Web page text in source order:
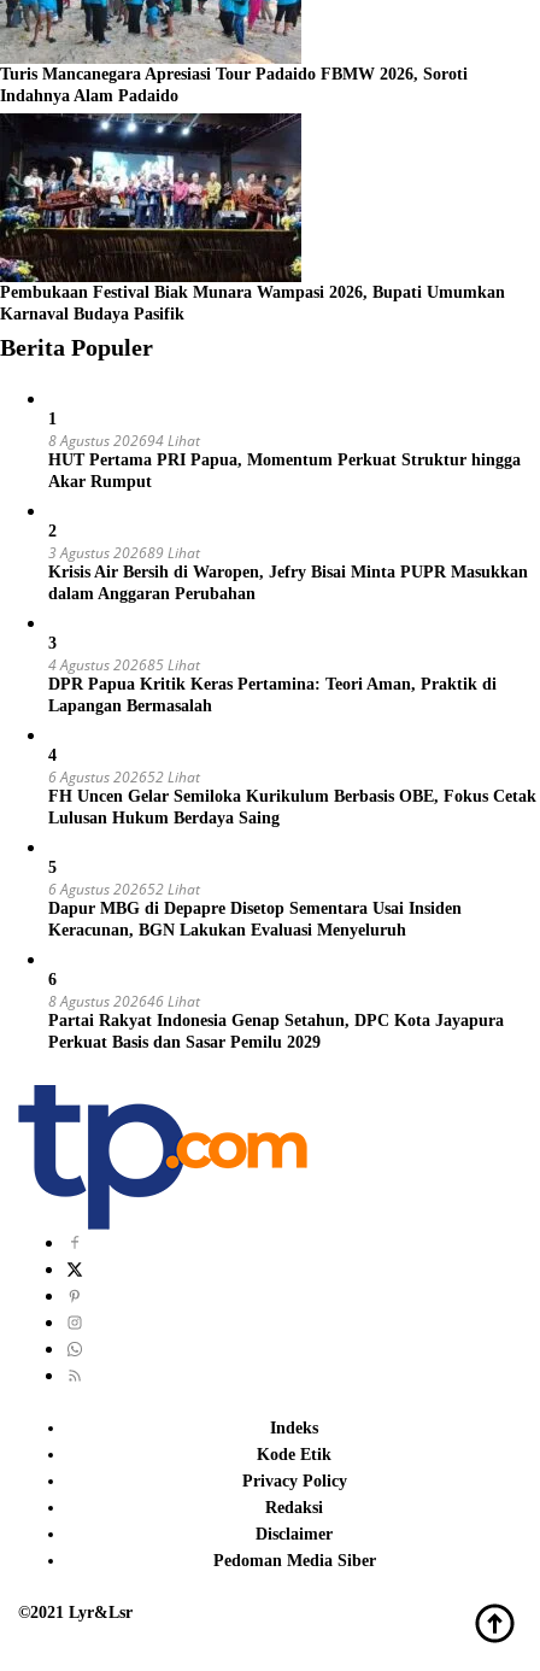
Turis Mancanegara Apresiasi Tour Padaido FBMW 2026, Soroti
Indahnya Alam Padaido
Pembukaan Festival Biak Munara Wampasi 2026, Bupati Umumkan
Karnaval Budaya Pasifik
Berita Populer
1
8 Agustus 202694 Lihat
HUT Pertama PRI Papua, Momentum Perkuat Struktur hingga
Akar Rumput
2
3 Agustus 202689 Lihat
Krisis Air Bersih di Waropen, Jefry Bisai Minta PUPR Masukkan
dalam Anggaran Perubahan
3
4 Agustus 202685 Lihat
DPR Papua Kritik Keras Pertamina: Teori Aman, Praktik di
Lapangan Bermasalah
4
6 Agustus 202652 Lihat
FH Uncen Gelar Semiloka Kurikulum Berbasis OBE, Fokus Cetak
Lulusan Hukum Berdaya Saing
5
6 Agustus 202652 Lihat
Dapur MBG di Depapre Disetop Sementara Usai Insiden
Keracunan, BGN Lakukan Evaluasi Menyeluruh
6
8 Agustus 202646 Lihat
Partai Rakyat Indonesia Genap Setahun, DPC Kota Jayapura
Perkuat Basis dan Sasar Pemilu 2029
Indeks
Kode Etik
Privacy Policy
Redaksi
Disclaimer
Pedoman Media Siber
©2021 Lyr&Lsr